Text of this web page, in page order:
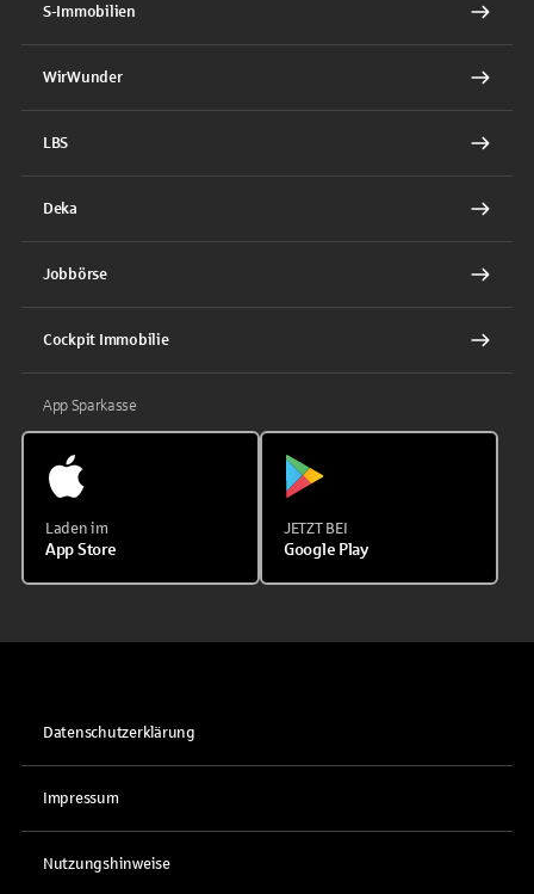
S-Immobilien
WirWunder
LBS
Deka
Jobbörse
Cockpit Immobilie
App Sparkasse
Laden im
App Store
JETZT BEI
Google Play
Datenschutzerklärung
Impressum
Nutzungshinweise